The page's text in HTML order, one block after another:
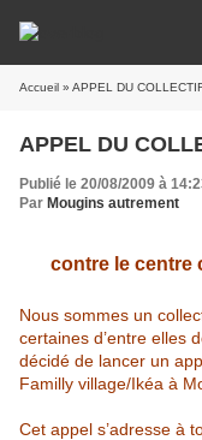
Accueil » APPEL DU
APPEL DU
Publié le 20/08/2009 à
Par Mougins autrement
contre le centre
Nous sommes un
certaines d’entre elles
décidé de lancer un
Familly village/Ikéa à
Cet appel s’adresse à